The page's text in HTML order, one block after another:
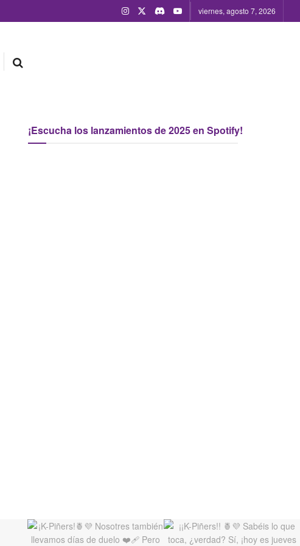
viernes, agosto 7, 2026
¡Escucha los lanzamientos de 2025 en Spotify!